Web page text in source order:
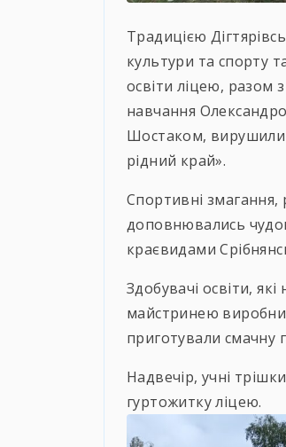
Традицією
культури та спорту
освіти ліцею, разом
навчання
Шостаком, вирушили
рідний край».
Спортивні змагання,
доповнювались
краєвидами
Здобувачі освіти,
майстринею
приготували смачну
Надвечір, учні
гуртожитку ліцею.